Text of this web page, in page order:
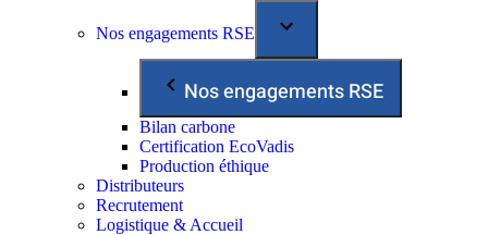
Nos engagements RSE
Nos engagements RSE
Bilan carbone
Certification EcoVadis
Production éthique
Distributeurs
Recrutement
Logistique & Accueil